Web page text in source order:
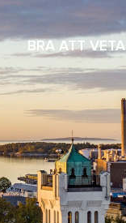
BRA ATT VETA